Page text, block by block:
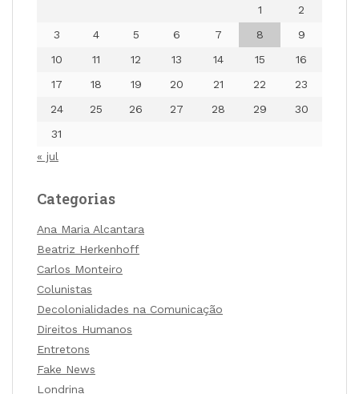
1
2
3
4 5 6 7 8
9
10
11 12 13 14 15
16
17
18 19 20 21 22
23
24
25 26 27 28 29
30
31
« jul
Categorias
Ana Maria Alcantara
Beatriz Herkenhoff
Carlos Monteiro
Colunistas
Decolonialidades na Comunicação
Direitos Humanos
Entretons
Fake News
Londrina